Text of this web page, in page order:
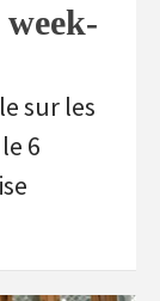
sur les
6